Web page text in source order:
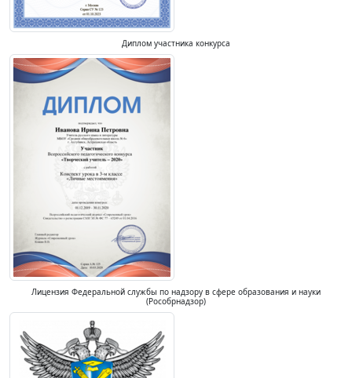
Диплом участника конкурса
Лицензия Федеральной службы по надзору в сфере образования и науки
(Рособрнадзор)